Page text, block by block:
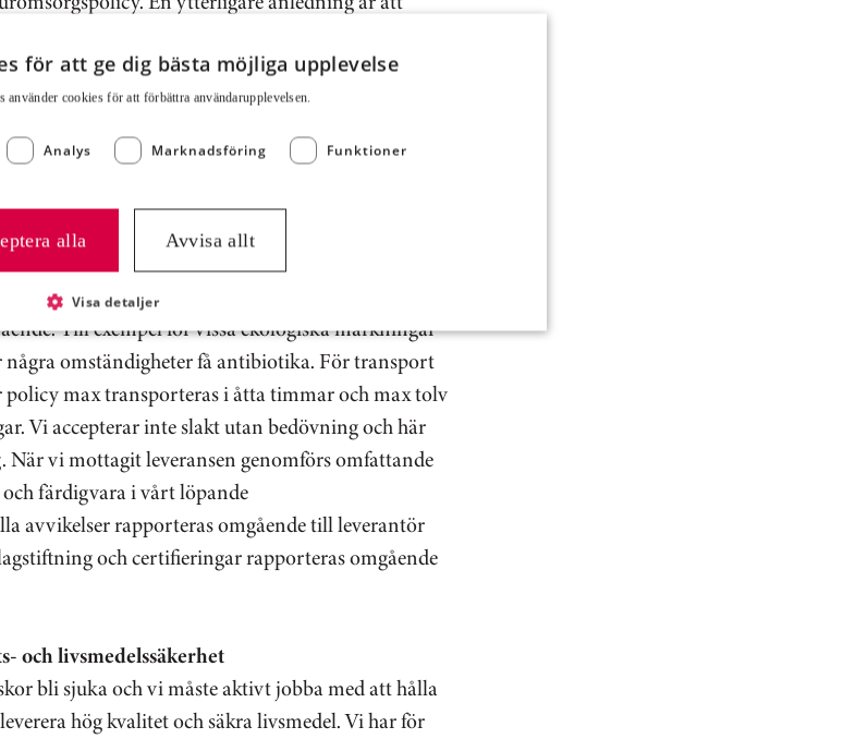
idag har.
steg innan råvaran når Atrias
krav. Vi har en strikt antibiotikapolicy och antibiotika
och bota sjukdom. Det är viktigt att faktiskt ge
det, ibland kan det gå till överdrift åt andra hållet
Till exempel för vissa ekologiska märkningar
omständigheter få antibiotika. För transport
max transporteras i åtta timmar och max tolv
Vi accepterar inte slakt utan bedövning och här
vi mottagit leveransen genomförs omfattande
färdigvara i vårt löpande
avvikelser rapporteras omgående till leverantör
och certifieringar rapporteras omgående
och livsmedelssäkerhet
bli sjuka och vi måste aktivt jobba med att hålla
hög kvalitet och säkra livsmedel. Vi har för
för att ge dig bästa möjliga upplevelse
använder cookies för att för­bättra användar­upplevelsen.
Analys Marknadsföring Funktioner
alla Avvisa allt
Visa detaljer